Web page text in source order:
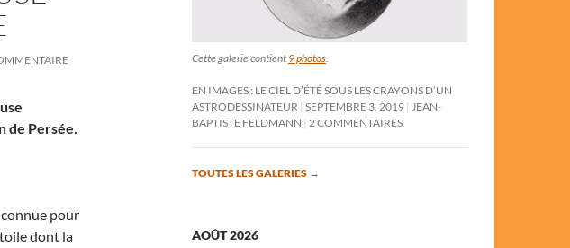
de Persée.
pour
dont la
Cette galerie contient 9 photos
EN IMAGES : LE CIEL D’ÉTÉ SOUS LES CRAYONS D’UN
ASTRODESSINATEUR SEPTEMBRE 3, 2019
JEAN-
BAPTISTE FELDMANN
2 COMMENTAIRES
TOUTES LES GALERIES →
AOÛT 2026